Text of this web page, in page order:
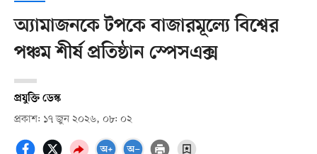
অ্যামাজনকে টপকে বাজারমূল্যে বিশ্বের
পঞ্চম শীর্ষ প্রতিষ্ঠান স্পেসএক্স
প্রযুক্তি ডেস্ক
প্রকাশ: ১৭ জুন ২০২৬, ০৮: ০২